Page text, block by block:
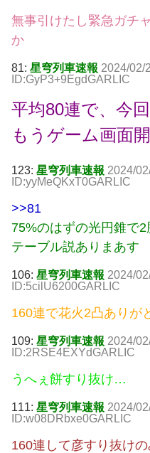
無事引けたし緊急ガチ
か
81: 星穹列車速報 2024/02/
ID:GyP3+9EgdGARLIC
平均80連で、今
もうゲーム画面
123: 星穹列車速報 2024/
ID:yyMeQKxT0GARLIC
>>81
75%のはずの光円錐で2
テーブル説ありまあす
106: 星穹列車速報 2024/
ID:5cilU6200GARLIC
160連で花火2凸ありが
109: 星穹列車速報 2024/
ID:2RSE4EXYdGARLIC
うへぇ餅すり抜け…
111: 星穹列車速報 2024/
ID:w08DRbxe0GARLIC
160連して彦すり抜けの